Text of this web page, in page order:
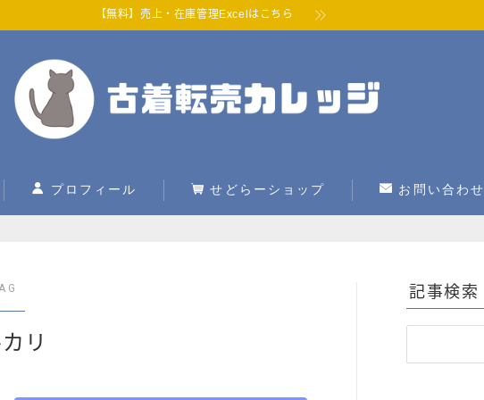
【無料】売上・在庫管理Excelはこちら
プロフィール せどらーショップ お問い合わせ
リ
記事検索